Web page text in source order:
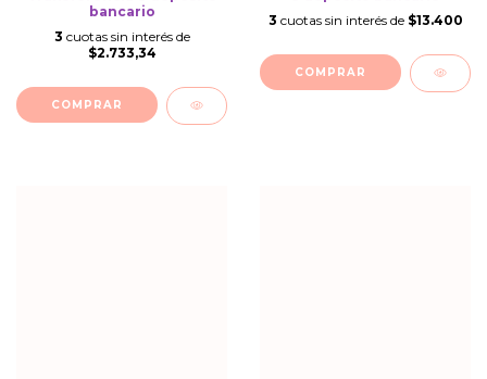
bancario
3 cuotas sin interés de
$2.733,34
COMPRAR
3 cuotas sin interés de $13.400
COMPRAR